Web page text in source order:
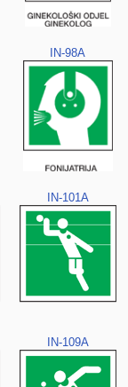
IN-98A
IN-101A
IN-109A